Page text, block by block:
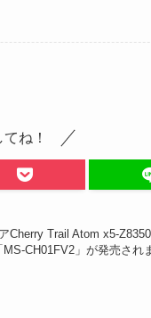
ね！
Cherry Trail Atom x5-
MS-CH01FV2」が発売され